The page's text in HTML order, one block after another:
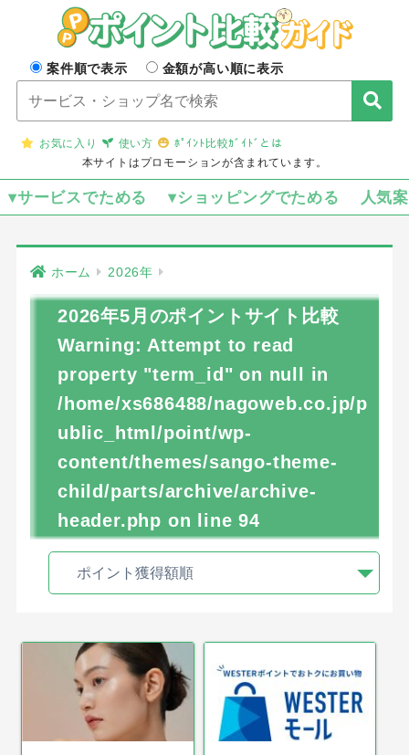
案件順で表示 金額が高い順に表示
お気に入り 使い方
ﾎﾟｲﾝﾄ比較ｶﾞｲﾄﾞとは
本サイトはプロモーションが含まれています。
▾サービスでためる ▾ショッピングでためる 人気
ホーム 2026年
2026年5月のポイントサイト比較
Warning: Attempt to read
property "term_id" on null in
/home/xs686488/nagoweb.co.jp/p
ublic_html/point/wp-
content/themes/sango-theme-
child/parts/archive/archive-
header.php on line94